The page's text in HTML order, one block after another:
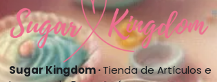
Sugar Kingdom ·Tienda de Artículos e